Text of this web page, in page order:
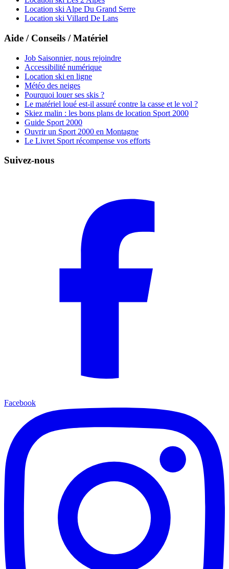
Location ski Alpe Du Grand Serre
Location ski Villard De Lans
Aide / Conseils / Matériel
Job Saisonnier, nous rejoindre
Accessibilité numérique
Location ski en ligne
Météo des neiges
Pourquoi louer ses skis ?
Le matériel loué est-il assuré contre la casse et le vol ?
Skiez malin : les bons plans de location Sport 2000
Guide Sport 2000
Ouvrir un Sport 2000 en Montagne
Le Livret Sport récompense vos efforts
Suivez-nous
Facebook